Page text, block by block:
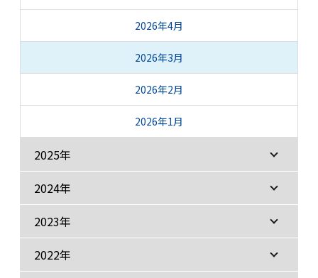
2026年4月
2026年3月
2026年2月
2026年1月
2025年
2024年
2023年
2022年